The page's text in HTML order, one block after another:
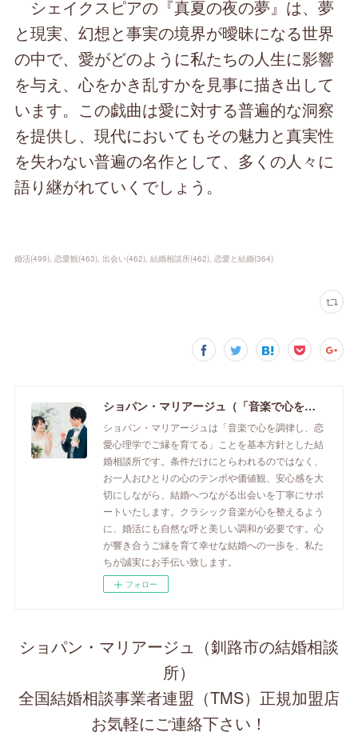
シェイクスピアの『真夏の夜の夢』は、夢
と現実、幻想と事実の境界が曖昧になる世界
の中で、愛がどのように私たちの人生に影響
を与え、心をかき乱すかを見事に描き出して
います。この戯曲は愛に対する普遍的な洞察
を提供し、現代においてもその魅力と真実性
を失わない普遍の名作として、多くの人々に
語り継がれていくでしょう。
婚活(499) 恋愛観(463) 出会い(462) 結婚相談所(462) 恋愛と結婚(364)
ショパン・マリアージュ（「音楽で心を調律し恋愛心理学でご縁を育てる」釧路市の結婚相談所）/ 全国結婚相談事業者連盟正規加盟店 / cherry-piano.com
ショパン・マリアージュは「音楽で心を調律し、恋
愛心理学でご縁を育てる」ことを基本方針とした結
婚相談所です。条件だけにとらわれるのではなく、
お一人おひとりの心のテンポや価値観、安心感を大
切にしながら、結婚へつながる出会いを丁寧にサポ
ートいたします。クラシック音楽が心を整えるよう
に、婚活にも自然な呼と美しい調和が必要です。心
が響き合うご縁を育て幸せな結婚への一歩を、私た
ちが誠実にお手伝い致します。
フォロー
ショパン・マリアージュ（釧路市の結婚相談
所）
全国結婚相談事業者連盟（TMS）正規加盟店
お気軽にご連絡下さい！